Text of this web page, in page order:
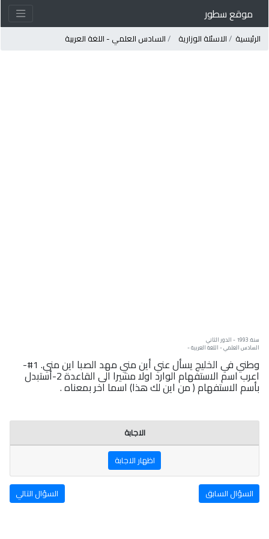
موقع سطور
الرئيسية الاسئلة الوزارية السادس العلمي - اللغة العربية
سنة: 1993 - الدور الثاني
السادس العلمي - اللغة العربية -
وطني في الخليج يسأل عني أين مني مهد الصبا این مني. 1#-
اعرب اسم الاستفهام الوارد اولا مشيرا الى القاعدة 2-أستبدل
بأسم الاستفهام ( من این لك هذا) اسما اخر بمعناه .
الاجابة
اظهار الاجابة
السؤال السابق السؤال التالي